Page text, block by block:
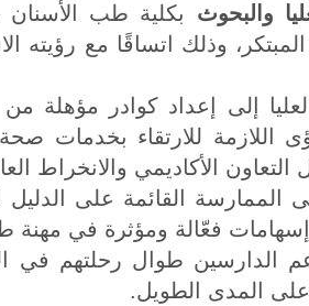
والبحوث بكلية طب الأسنان
وذلك اتساقًا مع رؤيته
إلى إعداد كوادر مؤهلة من
اللازمة للارتقاء بخدمات
الأكاديمي والانخراط
القائمة على الدليل
فعّالة ومؤثرة في مهنة
طوال رحلتهم في
على المدى الطويل.